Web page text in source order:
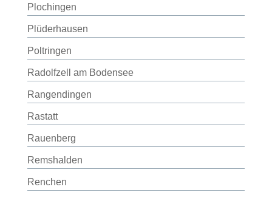
Plochingen
Plüderhausen
Poltringen
Radolfzell am Bodensee
Rangendingen
Rastatt
Rauenberg
Remshalden
Renchen